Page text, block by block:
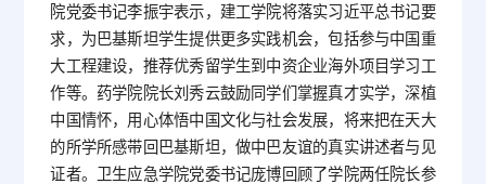
院党委书记李振宇表示，建工学院将落实习近平总书记要
求，为巴基斯坦学生提供更多实践机会，包括参与中国重
大工程建设，推荐优秀留学生到中资企业海外项目学习工
作等。药学院院长刘秀云鼓励同学们掌握真才实学，深植
中国情怀，用心体悟中国文化与社会发展，将来把在天大
的所学所感带回巴基斯坦，做中巴友谊的真实讲述者与见
证者。卫生应急学院党委书记庞博回顾了学院两任院长参